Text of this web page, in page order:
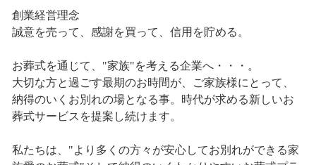
創業経営理念
誠意を売って、感謝を買って、信用を貯める。
お葬式を通じて、"家族"を考える企業へ・・・。
大切な方と過ごす最期のお時間が、ご家族様にとって、
納得のいくお別れの場となる事。時代が求める新しいお
葬式サービスを提案し続けます。
私たちは、"より多くの方々が安心してお別れができる家